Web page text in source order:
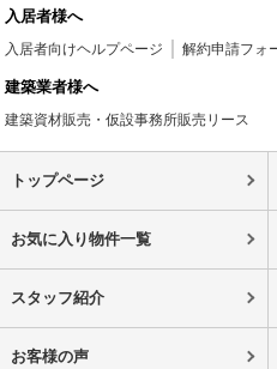
入居者様へ
入居者向けヘルプページ 解約申請フォ
建築業者様へ
建築資材販売・仮設事務所販売リース
トップページ
お気に入り物件一覧
スタッフ紹介
お客様の声